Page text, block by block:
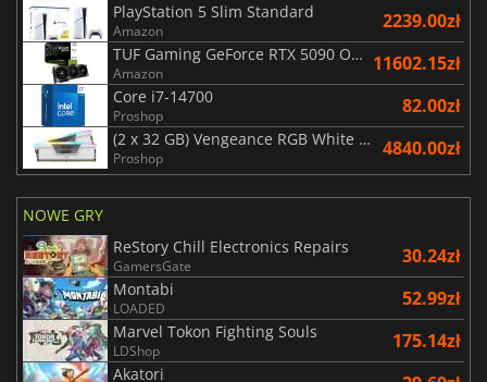
PlayStation 5 Slim Standard
Amazon 2239.00zł
TUF Gaming GeForce RTX 5090 OC Edition 32GB
Amazon 11602.15zł
Core i7-14700
Proshop 82.00zł
(2 x 32 GB) Vengeance RGB White 5600 MHz - CAS 40
Proshop 4840.00zł
NOWE GRY
ReStory Chill Electronics Repairs
GamersGate 30.24zł
Montabi
LOADED 52.99zł
Marvel Tokon Fighting Souls
LDShop 175.14zł
Akatori